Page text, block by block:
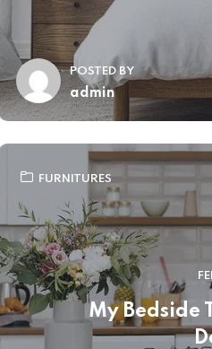
POSTED BY
admin
FURNITURES
My Bedside